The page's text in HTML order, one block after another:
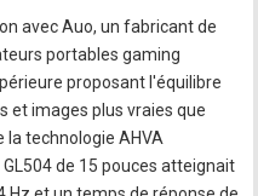
avec Auo, un fabricant de
portables gaming
proposant l'équilibre
et images plus vraies que
la technologie AHVA
de 15 pouces atteignait